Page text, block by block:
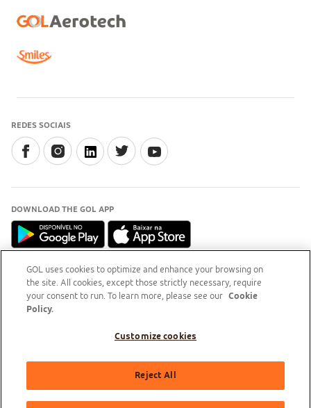
REDES SOCIAIS
DOWNLOAD THE GOL APP
INFORMAÇÃO
Para esclarecimentos, acesse o
GOL Linhas Aéreas S.A - Praça Senador Salgado Filho, s/nº, Aeroporto Santos Dumont, térreo,
GOL uses cookies to optimize and enhance your browsing on
the site. All cookies, except those strictly necessary, require
your consent to run. To learn more, please see our
Cookie
Policy.
Customize cookies
Reject All